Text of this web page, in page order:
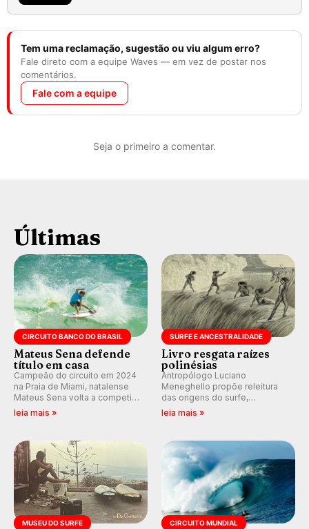
Tem uma reclamação, sugestão ou viu algum erro?
Fale direto com a equipe Waves — em vez de postar nos
comentários.
Fale com a equipe
Seja o primeiro a comentar.
Últimas
CIRCUITO BANCO DO BRASIL
Mateus Sena defende
título em casa
Campeão do circuito em 2024
na Praia de Miami, natalense
Mateus Sena volta a competir
em casa em busca de manter a
leia mais »
SURFE E ANCESTRALIDADE
Livro resgata raízes
polinésias
Antropólogo Luciano
Meneghello propõe releitura
das origens do surfe,
resgatando a cultura polinésia
prática em esporte e indústria.
leia mais »
MUSEU DO SURFE CIRCUITO MUNDIAL